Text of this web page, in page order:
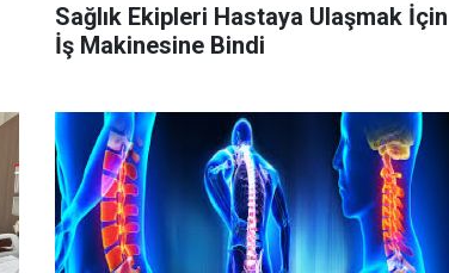
Sağlık Ekipleri Hastaya Ulaşmak İçin
İş Makinesine Bindi